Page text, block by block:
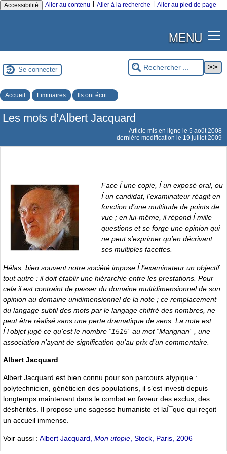
Accessibilité Aller au contenu Aller à la recherche Aller au pied de page
MENU
Se connecter
Accueil Liminaires Ils ont écrit ...
Les mots d’Albert Jacquard
Article mis en ligne le 5 août 2008
dernière modification le 19 juillet 2009
Face Í une copie, Í un exposé oral, ou
Í un candidat, l’examinateur réagit en
fonction d’une multitude de points de
vue ; en lui-même, il répond Í mille
questions et se forge une opinion qui
ne peut s’exprimer qu’en décrivant
ses multiples facettes.
Hélas, bien souvent notre société impose Í l’examinateur un objectif
tout autre : il doit établir une hiérarchie entre les prestations. Pour
cela il est contraint de passer du domaine multidimensionnel de son
opinion au domaine unidimensionnel de la note ; ce remplacement
du langage subtil des mots par le langage chiffré des nombres, ne
peut être réalisé sans une perte dramatique de sens. La note est
Í l’objet jugé ce qu’est le nombre “1515” au mot “Marignan” , une
association n’ayant de signification qu’au prix d’un commentaire.
Albert Jacquard
Albert Jacquard est bien connu pour son parcours atypique :
polytechnicien, généticien des populations, il s’est investi depuis
longtemps maintenant dans le combat en faveur des exclus, des
déshérités. Il propose une sagesse humaniste et laÍ¯que qui reçoit
un accueil immense.
Voir aussi : Albert Jacquard, Mon utopie , Stock, Paris, 2006